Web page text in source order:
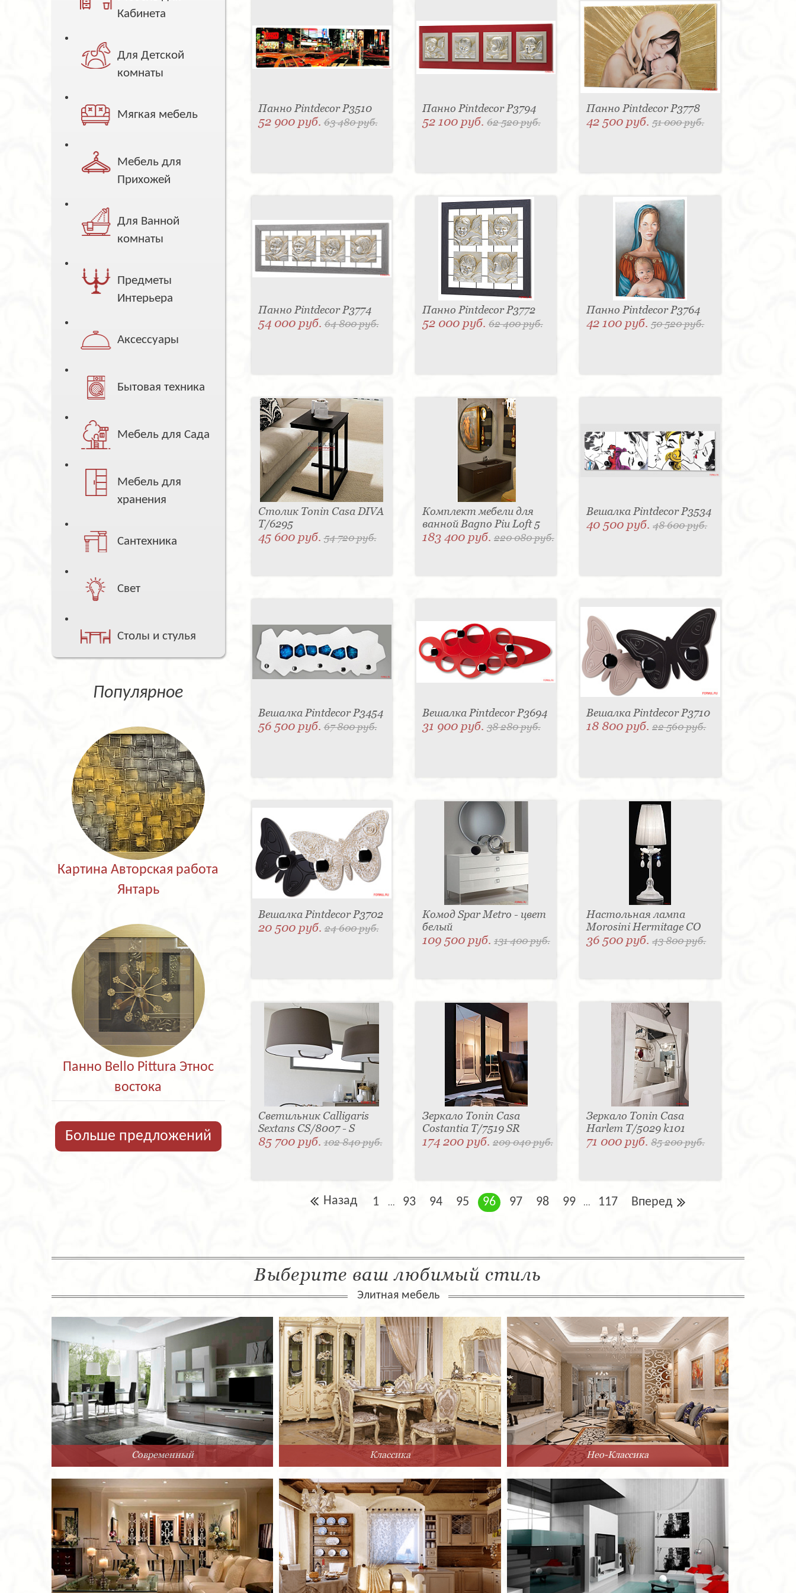
Кабинета
Для Детской
комнаты
Мягкая мебель
Мебель для
Прихожей
Для Ванной
комнаты
Предметы
Интерьера
Аксессуары
Бытовая техника
Мебель для Сада
Мебель для
хранения
Сантехника
Свет
Столы и стулья
Популярное
Картина Авторская работа
Янтарь
Панно Bello Pittura Этнос
востока
Больше предложений
Панно Pintdecor P3510
52 900 руб.63 480 руб.
Панно Pintdecor P3794
52 100 руб. 62 520 руб.
Панно Pintdecor P3778
42 500 руб.51 000 руб.
Панно Pintdecor P3774
54 000 руб.64 800 руб.
Панно Pintdecor P3772
52 000 руб. 62 400 руб.
Панно Pintdecor P3764
42 100 руб.50 520 руб.
Столик Tonin Casa DIVA
T/6295
45 600 руб.54 720 руб.
Комплект мебели для
ванной Bagno Piu Loft 5
183 400 руб. 220 080 руб.
Вешалка Pintdecor P3534
40 500 руб.48 600 руб.
Вешалка Pintdecor P3454
56 500 руб.67 800 руб.
Вешалка Pintdecor P3694
31 900 руб. 38 280 руб.
Вешалка Pintdecor P3710
18 800 руб.22 560 руб.
Вешалка Pintdecor P3702
20 500 руб.24 600 руб.
Комод Spar Metro - цвет
белый
109 500 руб. 131 400 руб.
Настольная лампа
Morosini Hermitage CO
36 500 руб.43 800 руб.
Светильник Calligaris
Sextans CS/8007 - S
85 700 руб.102 840 руб.
Зеркало Tonin Casa
Costantia T/7519 SR
174 200 руб. 209 040 руб.
Зеркало Tonin Casa
Harlem T/5029 k101
71 000 руб.85 200 руб.
Назад 1 ... 93 94 95 96 97 98 99 ... 117 Вперед
Выберите ваш любимый стиль
Элитная мебель
Современный Классика Нео-Классика